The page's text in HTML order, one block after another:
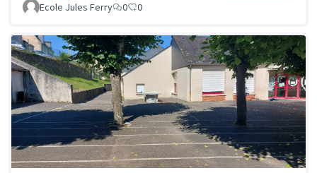
Ecole Jules Ferry
0 0